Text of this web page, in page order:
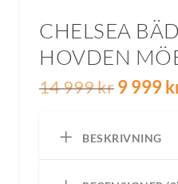
CHELSEA
HOVDEN
14 999krD
u
r
9 999
BESKRIVNING